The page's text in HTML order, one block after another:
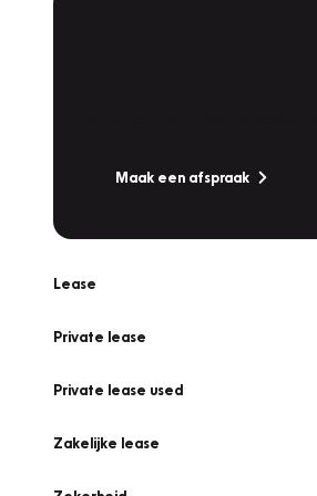
Maak een afspraak
Lease
Private lease
Private lease used
Zakelijke lease